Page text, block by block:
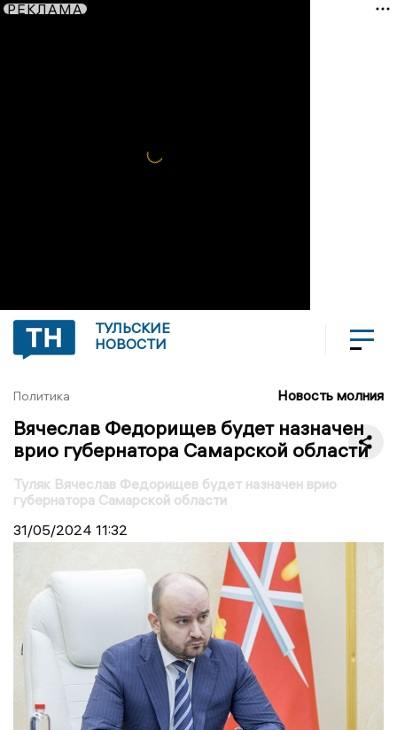
РЕКЛАМА
ТУЛЬСКИЕ
НОВОСТИ
Политика Новость молния
Вячеслав Федорищев будет назначен
врио губернатора Самарской области
Туляк Вячеслав Федорищев будет назначен врио
губернатора Самарской области
31/05/2024 11:32